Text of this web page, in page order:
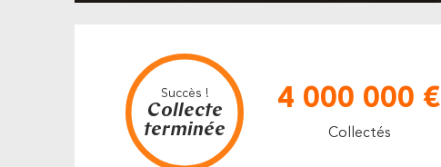
Succès !
Collecte
terminée
4 000 000 €
Collectés